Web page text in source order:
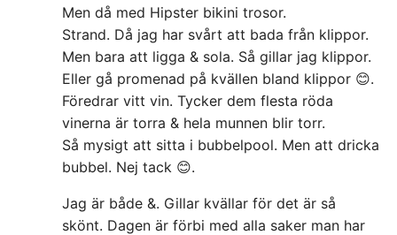
Men då med Hipster bikini trosor.
Strand. Då jag har svårt att bada från klippor.
Men bara att ligga & sola. Så gillar jag klippor.
Eller gå promenad på kvällen bland klippor 😊.
Föredrar vitt vin. Tycker dem flesta röda
vinerna är torra & hela munnen blir torr.
Så mysigt att sitta i bubbelpool. Men att dricka
bubbel. Nej tack 😊.
Jag är både &. Gillar kvällar för det är så
skönt. Dagen är förbi med alla saker man har